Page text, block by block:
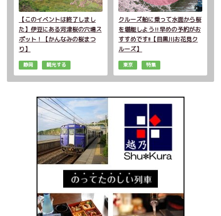
【このイベントは終了しまし
た】伊豆にある河津桜の穴場ス
ポット！【かんなみの桜まつ
り】
静岡 観光する
クルーズ船に乗って水面から桜
を堪能しよう‼早めの予約がお
すすめです!!【目黒川お花見ク
ルーズ】
東京 特集